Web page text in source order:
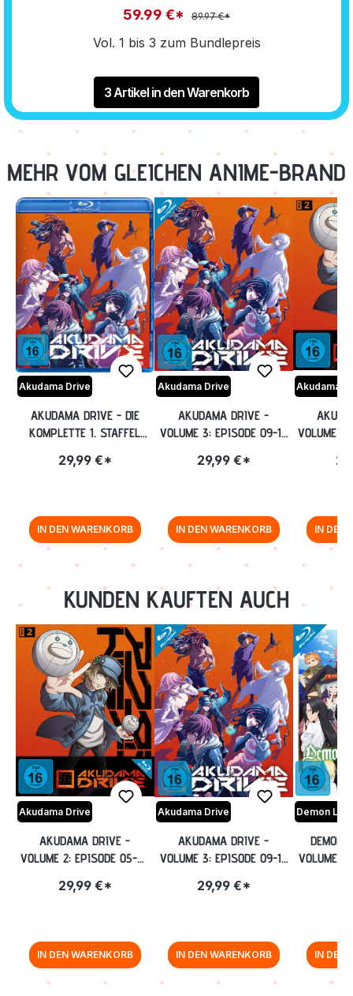
59.99 €* 89.97 €*
Vol. 1 bis 3 zum Bundlepreis
3 Artikel in den Warenkorb
MEHR VOM GLEICHEN ANIME-BRAND
Akudama Drive
AKUDAMA DRIVE - DIE
KOMPLETTE 1. STAFFEL
29,99 €*
IN DEN WARENKORB
Akudama Drive
AKUDAMA DRIVE -
VOLUME 3: EPISODE 09-12
[BLU-RAY]
29,99 €*
IN DEN WARENKORB
Akudama
VOLUME
IN DEN
Zurück zur Vor-/Zurück-Navigation
KUNDEN KAUFTEN AUCH
Akudama Drive
AKUDAMA DRIVE -
VOLUME 2: EPISODE 05-08
29,99 €*
IN DEN WARENKORB
Akudama Drive
AKUDAMA DRIVE -
VOLUME 3: EPISODE 09-12
[BLU-RAY]
29,99 €*
IN DEN WARENKORB
DEMON
VOLUME
IN DEN